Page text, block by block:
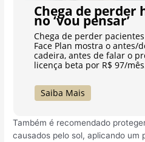
Chega de perder
no ‘vou pensar’
Chega de perder
Face Plan mostra o antes/
cadeira, antes de falar o
licença beta por R$ 97/
Saiba Mais
Também é recomendado
causados pelo sol, aplicando